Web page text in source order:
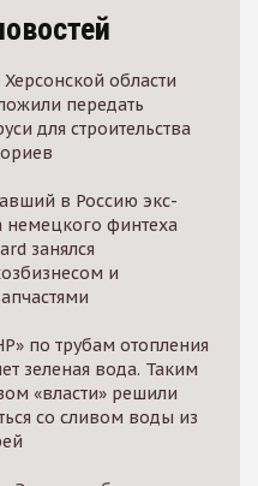
Херсонской области
передать
для строительства
в Россию экс-
немецкого финтеха
занялся
и
по трубам отопления
зеленая вода. Таким
«власти» решили
со сливом воды из